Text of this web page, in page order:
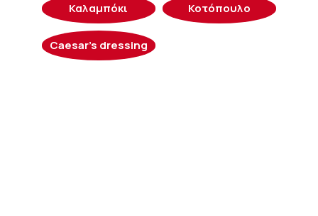
Καλαμπόκι Κοτόπουλο
Caesar’s dressing